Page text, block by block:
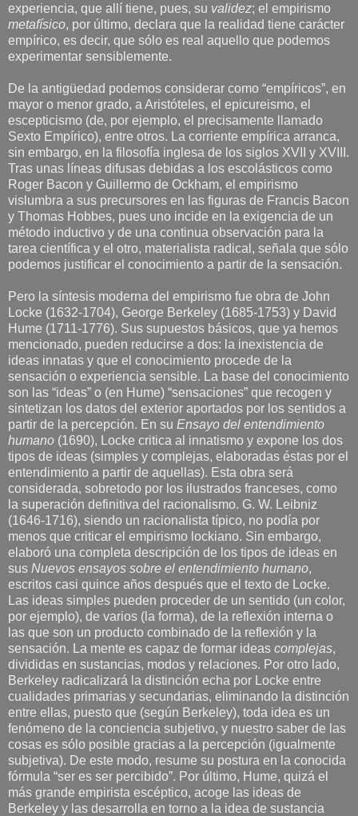
experiencia, que allí tiene, pues, su validez; el empirismo
metafísico, por último, declara que la realidad tiene carácter
empírico, es decir, que sólo es real aquello que podemos
experimentar sensiblemente.
De la antigüedad podemos considerar como “empíricos”, en
mayor o menor grado, a Aristóteles, el epicureismo, el
escepticismo (de, por ejemplo, el precisamente llamado
Sexto Empírico), entre otros. La corriente empírica arranca,
sin embargo, en la filosofía inglesa de los siglos XVII y XVIII.
Tras unas líneas difusas debidas a los escolásticos como
Roger Bacon y Guillermo de Ockham, el empirismo
vislumbra a sus precursores en las figuras de Francis Bacon
y Thomas Hobbes, pues uno incide en la exigencia de un
método inductivo y de una continua observación para la
tarea científica y el otro, materialista radical, señala que sólo
podemos justificar el conocimiento a partir de la sensación.
Pero la síntesis moderna del empirismo fue obra de John
Locke (1632-1704), George Berkeley (1685-1753) y David
Hume (1711-1776). Sus supuestos básicos, que ya hemos
mencionado, pueden reducirse a dos: la inexistencia de
ideas innatas y que el conocimiento procede de la
sensación o experiencia sensible. La base del conocimiento
son las “ideas” o (en Hume) “sensaciones” que recogen y
sintetizan los datos del exterior aportados por los sentidos a
partir de la percepción. En su Ensayo del entendimiento
humano (1690), Locke critica al innatismo y expone los dos
tipos de ideas (simples y complejas, elaboradas éstas por el
entendimiento a partir de aquellas). Esta obra será
considerada, sobretodo por los ilustrados franceses, como
la superación definitiva del racionalismo. G. W. Leibniz
(1646-1716), siendo un racionalista típico, no podía por
menos que criticar el empirismo lockiano. Sin embargo,
elaboró una completa descripción de los tipos de ideas en
sus Nuevos ensayos sobre el entendimiento humano,
escritos casi quince años después que el texto de Locke.
Las ideas simples pueden proceder de un sentido (un color,
por ejemplo), de varios (la forma), de la reflexión interna o
las que son un producto combinado de la reflexión y la
sensación. La mente es capaz de formar ideas complejas,
divididas en sustancias, modos y relaciones. Por otro lado,
Berkeley radicalizará la distinción echa por Locke entre
cualidades primarias y secundarias, eliminando la distinción
entre ellas, puesto que (según Berkeley), toda idea es un
fenómeno de la conciencia subjetivo, y nuestro saber de las
cosas es sólo posible gracias a la percepción (igualmente
subjetiva). De este modo, resume su postura en la conocida
fórmula “ser es ser percibido”. Por último, Hume, quizá el
más grande empirista escéptico, acoge las ideas de
Berkeley y las desarrolla en torno a la idea de sustancia